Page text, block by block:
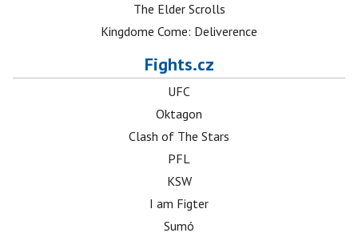
The Elder Scrolls
Kingdome Come: Deliverence
Fights.cz
UFC
Oktagon
Clash of The Stars
PFL
KSW
I am Figter
Sumó